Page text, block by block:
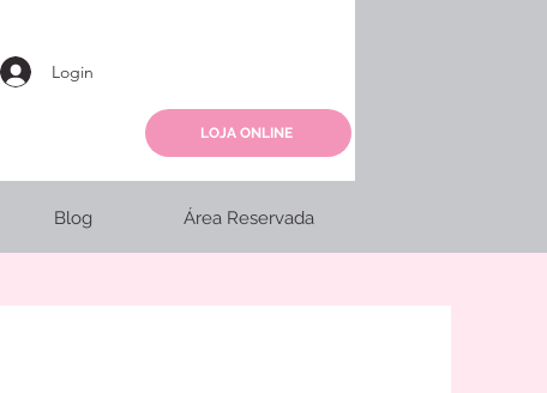
Login
LOJA ONLINE
Blog Área Reservada